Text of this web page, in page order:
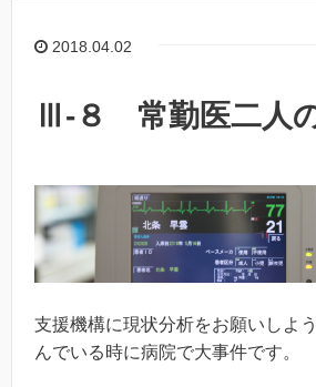
2018.04.02
Ⅲ-８ 常勤医二人
支援機構に現状分析をお願いしよ
んでいる時に病院で大事件です。